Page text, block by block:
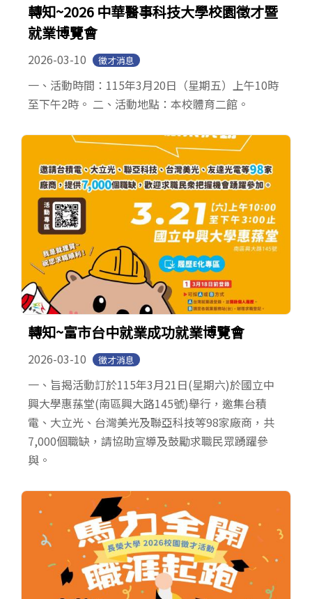
轉知~2026 中華醫事科技大學校園徵才暨
就業博覽會
2026-03-10 徵才消息
一、活動時間：115年3月20日（星期五）上午10時
至下午2時。 二、活動地點：本校體育二館。
轉知~富市台中就業成功就業博覽會
2026-03-10 徵才消息
一、旨揭活動訂於115年3月21日(星期六)於國立中
興大學惠蓀堂(南區興大路145號)舉行，邀集台積
電、大立光、台灣美光及聯亞科技等98家廠商，共
7,000個職缺，請協助宣導及鼓勵求職民眾踴躍參
與。